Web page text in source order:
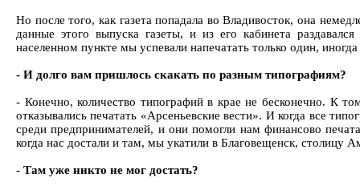
Но после того, как газета попадала во Владивосток, она
данные этого выпуска газеты, и из его кабинета
населенном пункте мы успевали напечатать только один,
- И долго вам пришлось скакать по разным типографиям?
- Конечно, количество типографий в крае не бесконечно. К
отказывались печатать «Арсеньевские вести». И когда все
среди предпринимателей, и они помогли нам финансово
когда нас достали и там, мы укатили в Благовещенск, столицу
- Там уже никто не мог достать?